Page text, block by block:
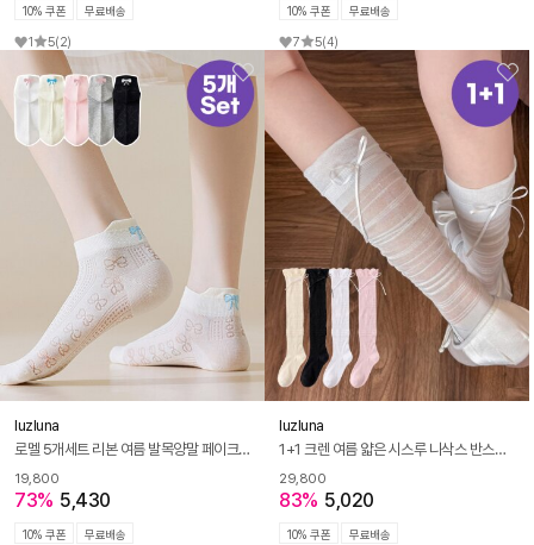
10% 쿠폰 무료배송
1 5(2)
10% 쿠폰 무료배송
7 5(4)
luzluna
로멜 5개세트 리본 여름 발목양말 페이크삭스 덧신 덧버선 양말 R303
19,800
73% 5,430
10% 쿠폰 무료배송
luzluna
1+1 크렌 여름 얇은 시스루 니삭스 반스타킹 리본 망사 메리제인 롱삭스 R302
29,800
83% 5,020
10% 쿠폰 무료배송